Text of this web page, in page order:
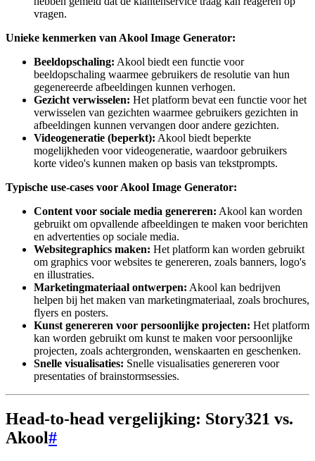
vragen.
Unieke kenmerken van Akool Image Generator:
Beeldopschaling: Akool biedt een functie voor
beeldopschaling waarmee gebruikers de resolutie van hun
gegenereerde afbeeldingen kunnen verhogen.
Gezicht verwisselen: Het platform bevat een functie voor het
verwisselen van gezichten waarmee gebruikers gezichten in
afbeeldingen kunnen vervangen door andere gezichten.
Videogeneratie (beperkt): Akool biedt beperkte
mogelijkheden voor videogeneratie, waardoor gebruikers
korte video's kunnen maken op basis van tekstprompts.
Typische use-cases voor Akool Image Generator:
Content voor sociale media genereren: Akool kan worden
gebruikt om opvallende afbeeldingen te maken voor berichten
en advertenties op sociale media.
Websitegraphics maken: Het platform kan worden gebruikt
om graphics voor websites te genereren, zoals banners, logo's
en illustraties.
Marketingmateriaal ontwerpen: Akool kan bedrijven
helpen bij het maken van marketingmateriaal, zoals brochures,
flyers en posters.
Kunst genereren voor persoonlijke projecten: Het platform
kan worden gebruikt om kunst te maken voor persoonlijke
projecten, zoals achtergronden, wenskaarten en geschenken.
Snelle visualisaties: Snelle visualisaties genereren voor
presentaties of brainstormsessies.
Head-to-head vergelijking: Story321 vs.
Akool#